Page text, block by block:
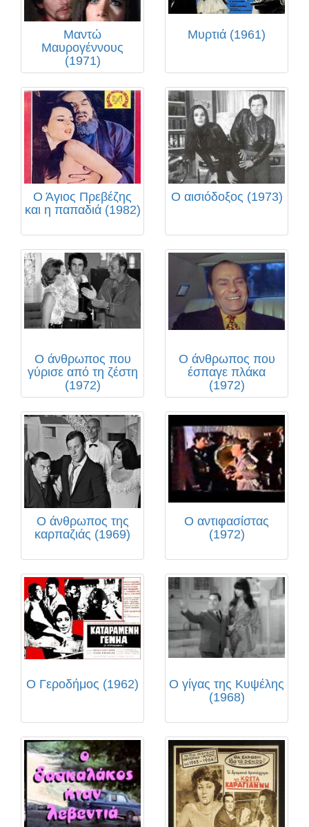
Μαντώ
Μαυρογέννους
(1971)
Μυρτιά (1961)
Ο Άγιος Πρεβέζης
και η παπαδιά (1982)
Ο αισιόδοξος (1973)
Ο άνθρωπος που
γύρισε από τη ζέστη
(1972)
Ο άνθρωπος που
έσπαγε πλάκα
(1972)
Ο άνθρωπος της
καρπαζιάς (1969)
Ο αντιφασίστας
(1972)
Ο Γεροδήμος (1962)
Ο γίγας της Κυψέλης
(1968)